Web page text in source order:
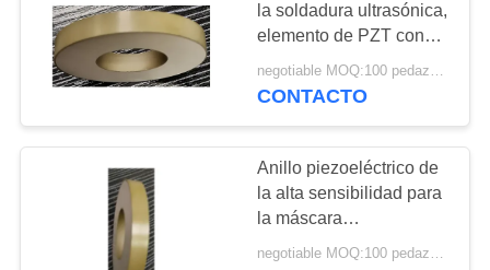
Tubo piezoeléctrico
23
la soldadura ultrasónica,
elemento de PZT con
50m m 800W
negotiable MOQ:100 pedazos/pedazos
CONTACTO
Anillo piezoeléctrico de
la alta sensibilidad para
la máscara
ultrasónica/la
negotiable MOQ:100 pedazos/pedazos